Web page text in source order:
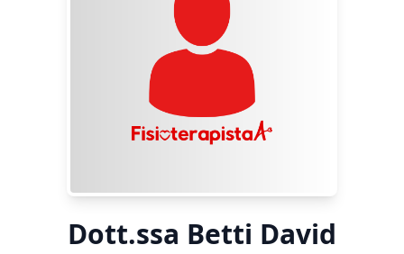
Dott.ssa Betti David